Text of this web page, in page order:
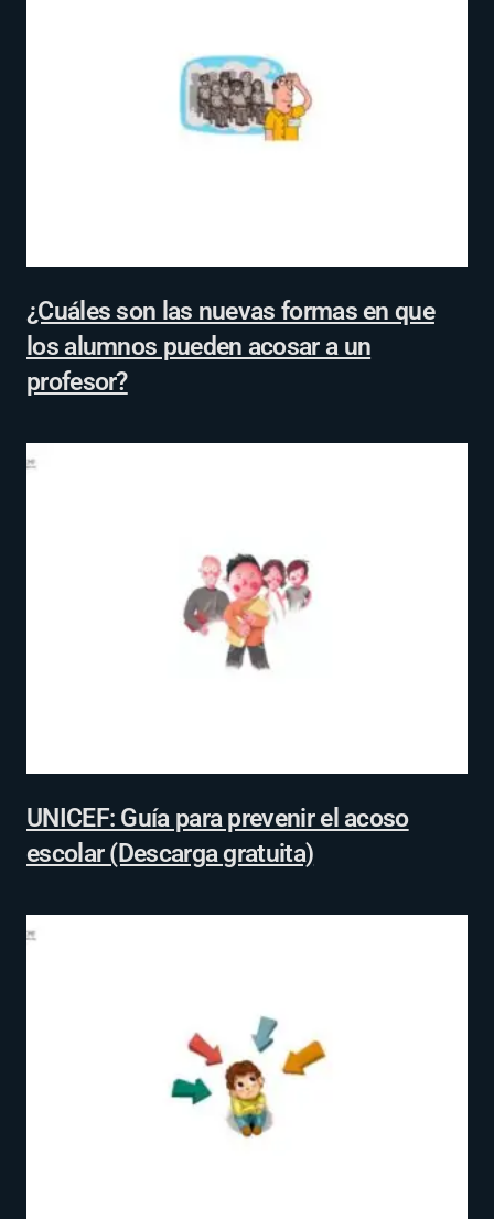
¿Cuáles son las nuevas formas en que
los alumnos pueden acosar a un
profesor?
UNICEF: Guía para prevenir el acoso
escolar (Descarga gratuita)